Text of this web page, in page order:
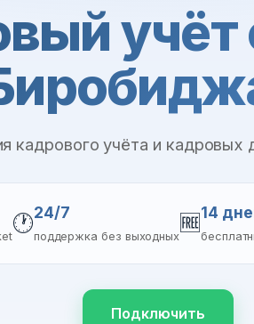
учёт
кадрового учёта и кадровых
🕐24/7
поддержка без выходных
🆓14
Подключить